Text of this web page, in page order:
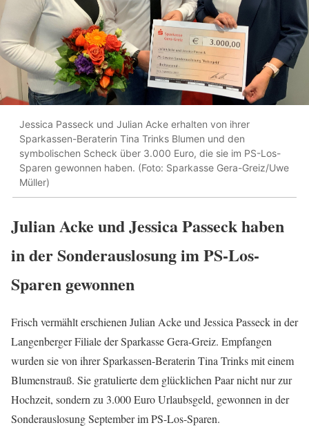
Jessica Passeck und Julian Acke erhalten von ihrer
Sparkassen-Beraterin Tina Trinks Blumen und den
symbolischen Scheck über 3.000 Euro, die sie im PS-Los-
Sparen gewonnen haben. (Foto: Sparkasse Gera-Greiz/Uwe
Müller)
Julian Acke und Jessica Passeck haben
in der Sonderauslosung im PS-Los-
Sparen gewonnen
Frisch vermählt erschienen Julian Acke und Jessica Passeck in der
Langenberger Filiale der Sparkasse Gera-Greiz. Empfangen
wurden sie von ihrer Sparkassen-Beraterin Tina Trinks mit einem
Blumenstrauß. Sie gratulierte dem glücklichen Paar nicht nur zur
Hochzeit, sondern zu 3.000 Euro Urlaubsgeld, gewonnen in der
Sonderauslosung September im PS-Los-Sparen.